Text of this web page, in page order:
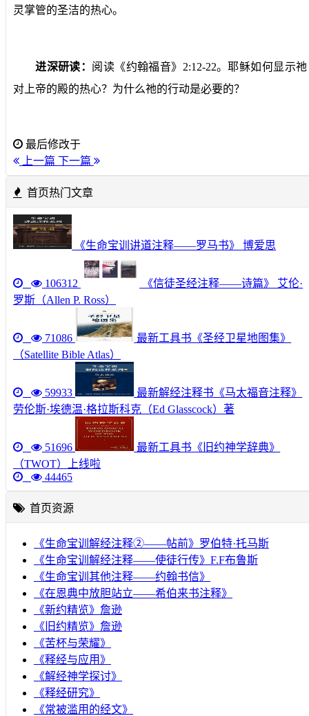
灵掌管的圣洁的热心。
进深研读： 阅读《约翰福音》 2:12-22。耶稣如何显示祂
对上帝的殿的热心？为什么祂的行动是必要的？
最后修改于
上一篇 下一篇
首页热门文章
《生命宝训讲道注释——罗马书》 博爱思
106312
《信徒圣经注释——诗篇》 艾伦·
罗斯（Allen P. Ross）
71086
最新工具书《圣经卫星地图集》
（Satellite Bible Atlas）
59933
最新解经注释书《马太福音注释》
劳伦斯·埃德温·格拉斯科克（Ed Glasscock）著
51696
最新工具书《旧约神学辞典》
（TWOT）上线啦
44465
首页资源
《生命宝训解经注释②——帖前》罗伯特·托马斯
《生命宝训解经注释——使徒行传》F.F布鲁斯
《生命宝训其他注释——约翰书信》
《在恩典中放胆站立——希伯来书注释》
《新约精览》詹逊
《旧约精览》詹逊
《苦杯与荣耀》
《释经与应用》
《解经神学探讨》
《释经研究》
《常被滥用的经文》